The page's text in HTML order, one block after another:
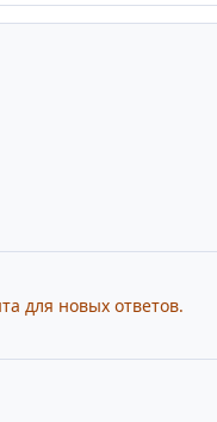
для новых ответов.